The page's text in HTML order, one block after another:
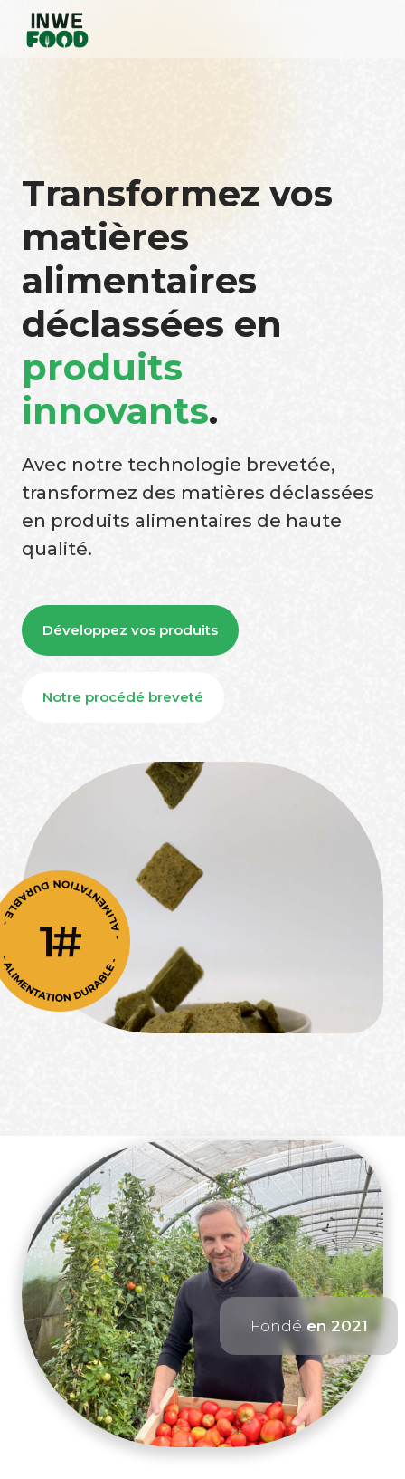
Transformez vos
matières
alimentaires
déclassées en
produits
innovants.
Avec notre technologie brevetée,
transformez des matières déclassées
en produits alimentaires de haute
qualité.
Développez vos produits
Notre procédé breveté
Fondé en 2021